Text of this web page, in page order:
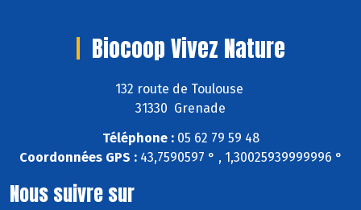
Biocoop Vivez Nature
132 route de Toulouse
31330 Grenade
Téléphone :05 62 79 59 48
Coordonnées GPS :43,7590597 ° , 1,30025939999996 °
Nous suivre sur